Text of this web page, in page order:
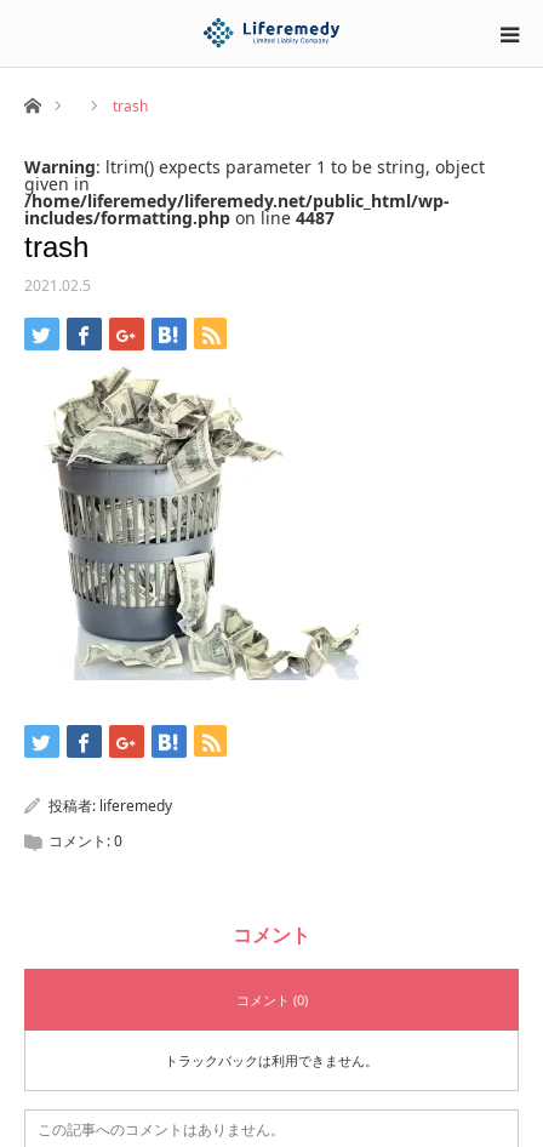
ホーム trash
Warning: ltrim() expects parameter 1 to be string, object
given in
/home/liferemedy/liferemedy.net/public_html/wp-
includes/formatting.php on line 4487
trash
2021.02.5
投稿者: liferemedy
コメント:0
コメント
コメント (0)
トラックバックは利用できません。
この記事へのコメントはありません。